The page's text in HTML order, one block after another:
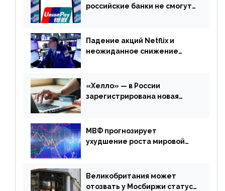
российские банки не смогут
Падение акций Netflix и
неожиданное снижение
апреля
«Хелло» — в России
зарегистрирована новая
МВФ прогнозирует
ухудшение роста мировой
апреля
Великобритания может
отозвать у Мосбиржи статус